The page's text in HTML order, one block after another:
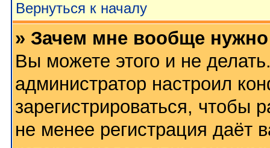
Вернуться к началу
» Зачем мне вообще нужно
Вы можете этого и не
администратор настроил
зарегистрироваться,
не менее регистрация даёт